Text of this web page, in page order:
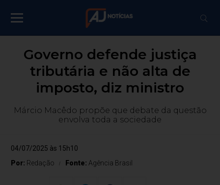
Governo defende justiça
tributária e não alta de
imposto, diz ministro
Márcio Macêdo propõe que debate da questão
envolva toda a sociedade
04/07/2025 às 15h10
Por: Redação Fonte: Agência Brasil